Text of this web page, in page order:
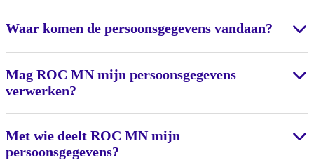
Waar komen de persoonsgegevens vandaan?
Mag ROC MN mijn persoonsgegevens
verwerken?
Met wie deelt ROC MN mijn
persoonsgegevens?